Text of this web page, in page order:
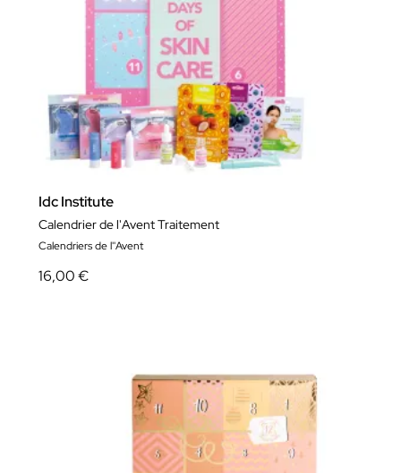
Idc Institute
Calendrier de l'Avent Traitement
Calendriers de l''Avent
16,00 €